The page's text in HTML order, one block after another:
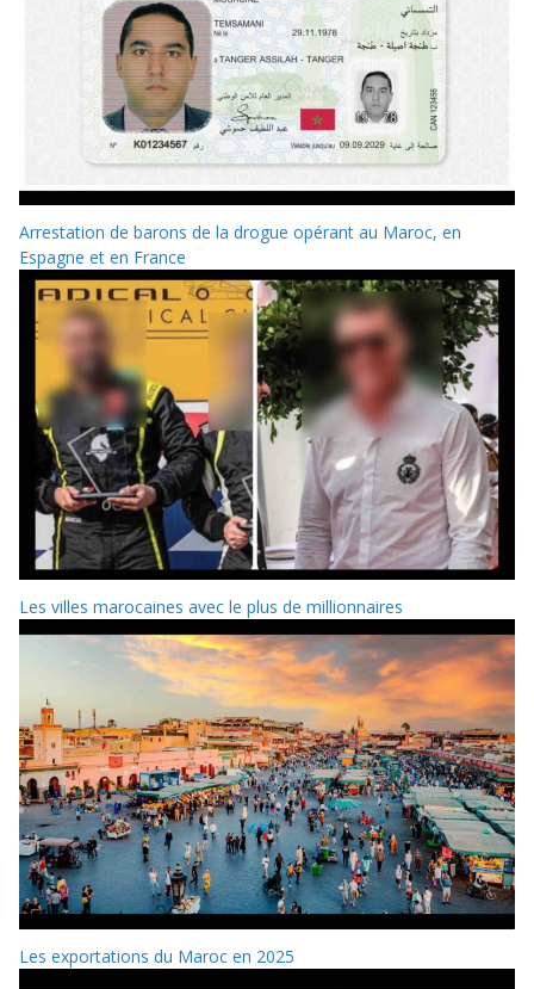
Arrestation de barons de la drogue opérant au Maroc, en
Espagne et en France
Les villes marocaines avec le plus de millionnaires
Les exportations du Maroc en 2025